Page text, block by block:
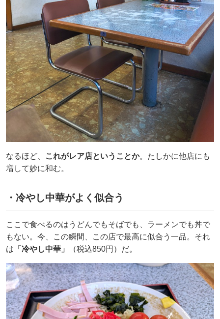
なるほど、 これがレア店ということか。たしかに他店にも
増して妙に和む。
・冷やし中華がよく似合う
ここで食べるのはうどんでもそばでも、ラーメンでも丼で
もない。今、この瞬間、この店で最高に似合う一品。それ
は 「冷やし中華」 （税込850円）だ。